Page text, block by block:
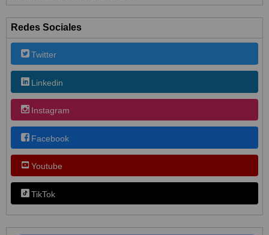
Redes Sociales
Twitter
Linkedin
Instagram
Facebook
Youtube
TikTok